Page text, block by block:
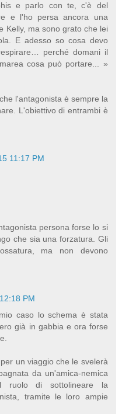
e parlo con te, c'è del
e l'ho persa ancora una
Kelly, ma sono grato che lei
E adesso so cosa devo
perché domani il
cosa può portare... »
l'antagonista è sempre la
L'obiettivo di entrambi è
11:17 PM
persona forse lo si
che sia una forzatura. Gli
ma non devono
PM
caso lo schema è stata
già in gabbia e ora forse
un viaggio che le svelerà
da un'amica-nemica
ruolo di sottolineare la
tramite le loro ampie